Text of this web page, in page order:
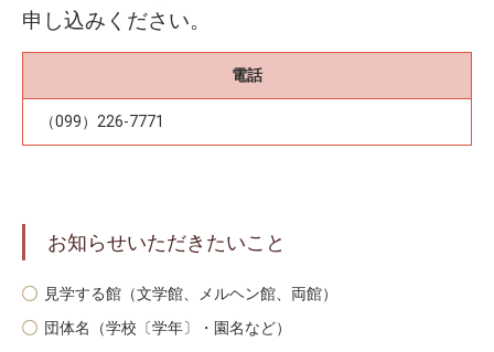
申し込みください。
電話
（099）226-7771
お知らせいただきたいこと
見学する館（文学館、メルヘン館、両館）
団体名（学校〔学年〕・園名など）